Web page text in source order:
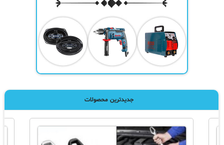
جدیدترین محصولات